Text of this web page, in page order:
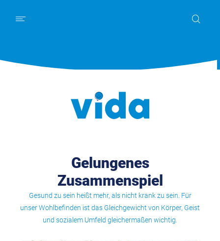
Gelungenes
Zusammenspiel
Gesund zu sein heißt mehr, als nicht krank zu sein. Für
unser Wohlbefinden ist das Gleichgewicht von Körper, Geist
und sozialem Umfeld gleichermaßen wichtig.